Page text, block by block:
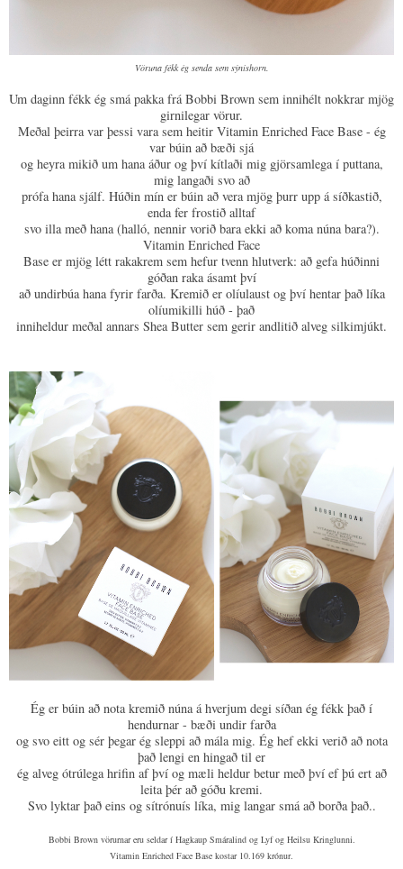
Vöruna fékk ég senda sem sýnishorn.
Um daginn fékk ég smá pakka frá Bobbi Brown sem innihélt nokkrar mjög
girnilegar vörur.
Meðal þeirra var þessi vara sem heitir Vitamin Enriched Face Base - ég
var búin að bæði sjá
og heyra mikið um hana áður og því kítlaði mig gjörsamlega í puttana,
mig langaði svo að
prófa hana sjálf. Húðin mín er búin að vera mjög þurr upp á síðkastið,
enda fer frostið alltaf
svo illa með hana (halló, nennir vorið bara ekki að koma núna bara?).
Vitamin Enriched Face
Base er mjög létt rakakrem sem hefur tvenn hlutverk: að gefa húðinni
góðan raka ásamt því
að undirbúa hana fyrir farða. Kremið er olíulaust og því hentar það líka
olíumikilli húð - það
inniheldur meðal annars Shea Butter sem gerir andlitið alveg silkimjúkt.
Ég er búin að nota kremið núna á hverjum degi síðan ég fékk það í
hendurnar - bæði undir farða
og svo eitt og sér þegar ég sleppi að mála mig. Ég hef ekki verið að nota
það lengi en hingað til er
ég alveg ótrúlega hrifin af því og mæli heldur betur með því ef þú ert að
leita þér að góðu kremi.
Svo lyktar það eins og sítrónuís líka, mig langar smá að borða það..
Bobbi Brown vörurnar eru seldar í Hagkaup Smáralind og Lyf og Heilsu Kringlunni.
Vitamin Enriched Face Base kostar 10.169 krónur.